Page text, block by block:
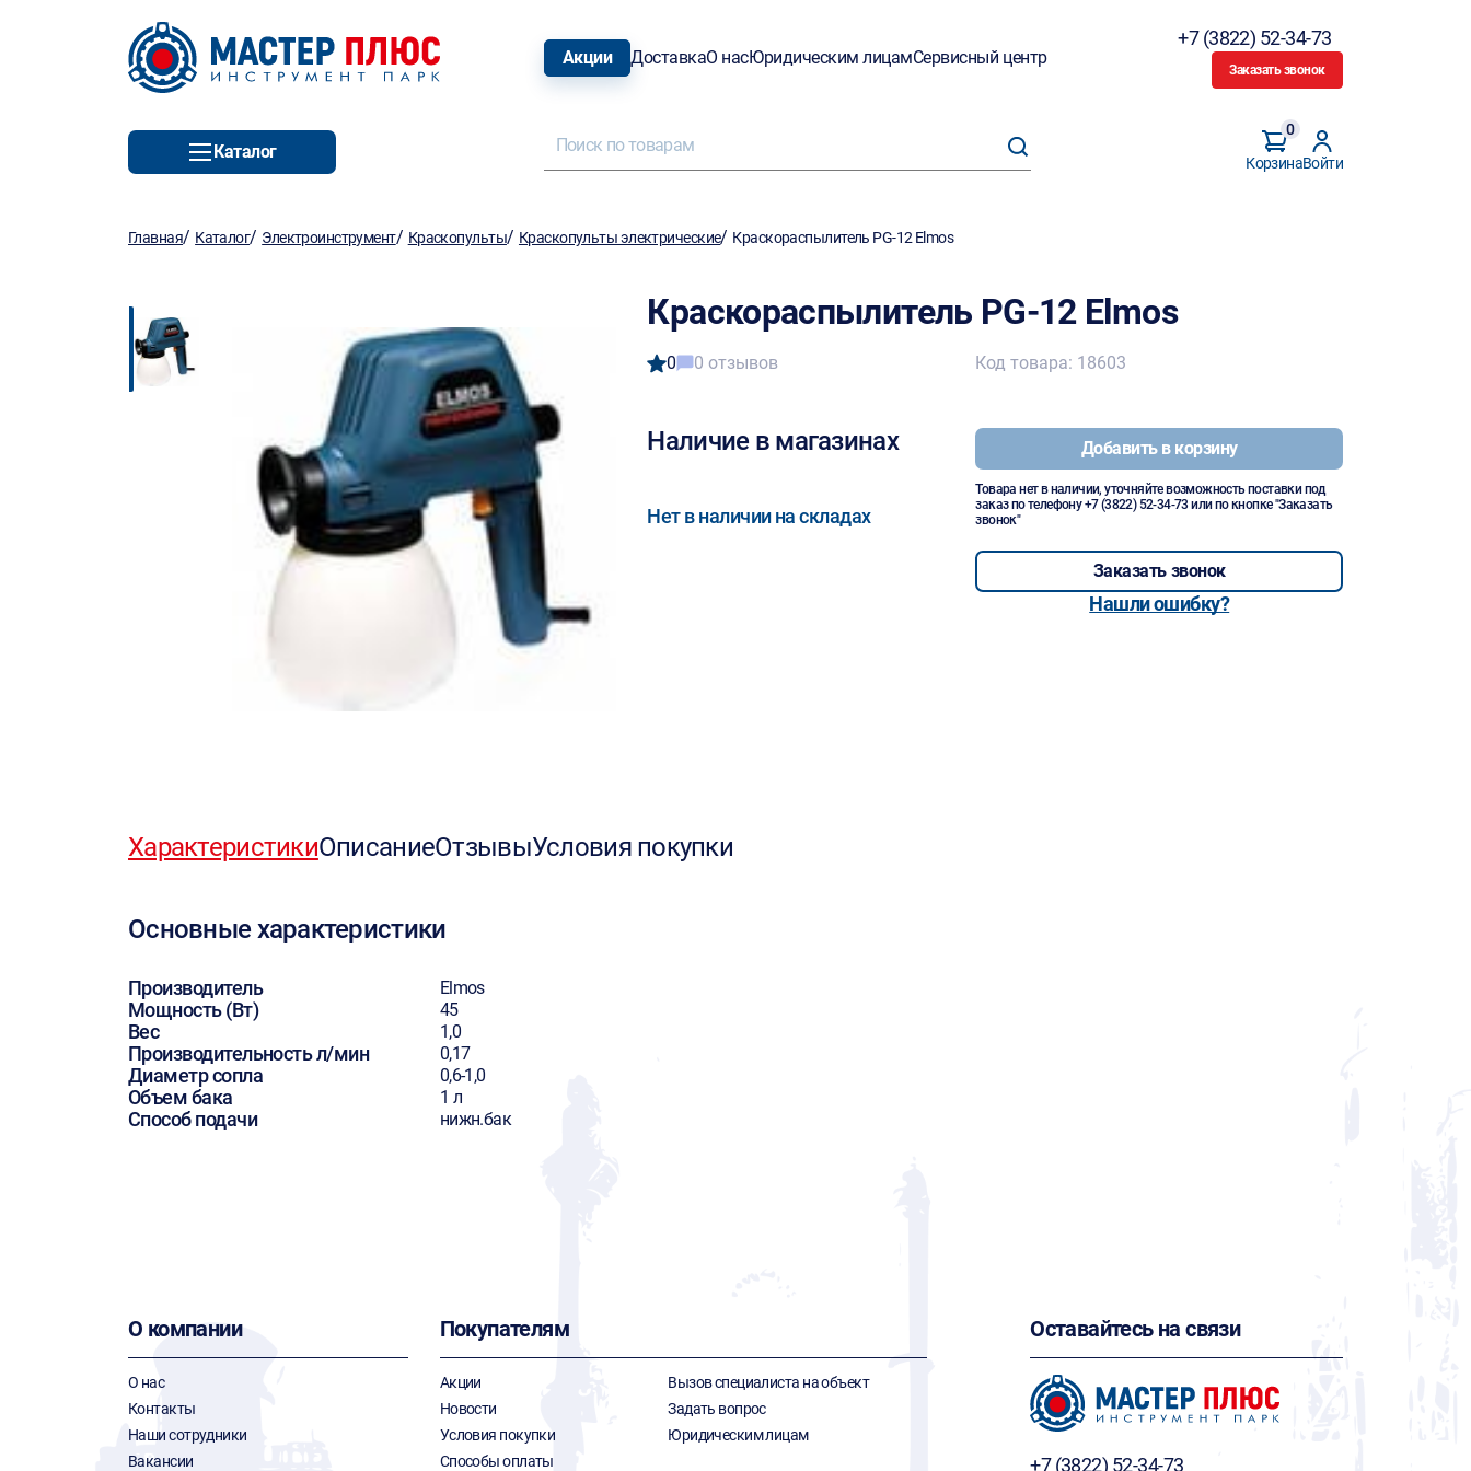
Акции ДоставкаО насЮридическим лицамСервисный центр
+7 (3822) 52-34-73
Заказать звонок
Каталог
Корзина
0
Войти
Главная/ Каталог/ Электроинструмент/ Краскопульты/ Краскопульты электрические/ Краскораспылитель PG-12 Elmos
Краскораспылитель PG-12 Elmos
0 0 отзывов
Наличие в магазинах
Нет в наличии на складах
Код товара: 18603
Добавить в корзину
Товара нет в наличии, уточняйте возможность поставки под
заказ по телефону+7 (3822) 52-34-73 или по кнопке "Заказать
звонок"
Заказать звонок
Нашли ошибку?
ХарактеристикиОписаниеОтзывыУсловия покупки
Основные характеристики
Производитель Elmos
Мощность (Вт) 45
Вес 1,0
Производительность л/мин 0,17
Диаметр сопла 0,6-1,0
Объем бака 1 л
Способ подачи нижн.бак
О компании
О нас
Контакты
Наши сотрудники
Вакансии
Покупателям
Акции
Новости
Условия покупки
Способы оплаты
Вызов специалиста на объект
Задать вопрос
Юридическим лицам
Оставайтесь на связи
+7 (3822) 52-34-73